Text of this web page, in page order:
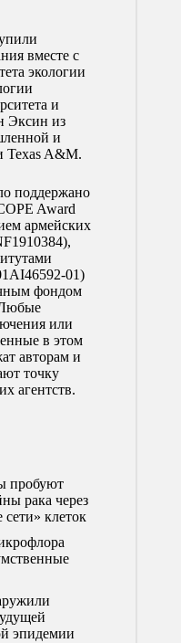
вместе с
экологии
и
Эксин из
и
Texas A&M.
поддержано
Award
армейских
01)
фондом
или
в этом
авторам и
точку
агентств.
пробуют
рака через
клеток
эпидемии